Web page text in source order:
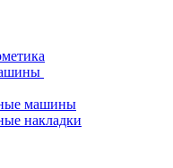
машины
накладки